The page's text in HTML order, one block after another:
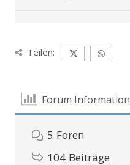
Teilen:
Forum Information
5 Foren
104 Beiträge